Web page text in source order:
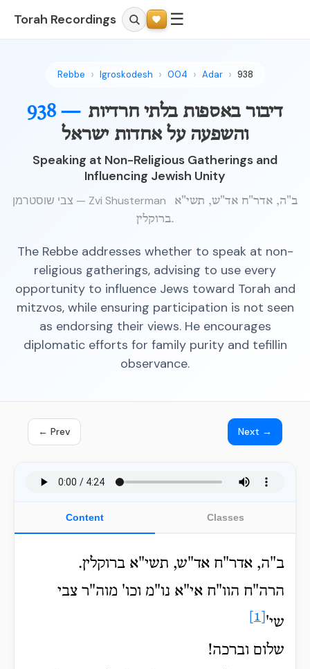
Torah Recordings ☰
Rebbe Igroskodesh 004 Adar 938
938 — דיבור באספות בלתי חרדיות
והשפעה על אחדות ישראל
Speaking at Non-Religious Gatherings and
Influencing Jewish Unity
צבי שוסטרמן — Zvi Shusterman
ב"ה, אדר"ח אד"ש, תשי"א
ברוקלין.
The Rebbe addresses whether to speak at non-
religious gatherings, advising to use every
opportunity to influence Jews toward Torah and
mitzvos, while ensuring participation is not seen
as endorsing their views. He encourages
diplomatic efforts for family purity and tefillin
observance.
← Prev Next →
Content Classes
ב"ה, אדר"ח אד"ש, תשי"א ברוקלין.
הרה"ח הוו"ח אי"א נו"מ וכו' מוה"ר צבי
שי'
שלום וברכה!